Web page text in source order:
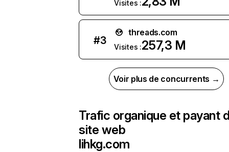
Visites :
#3
threads.com
Visites :257,3 M
Voir plus de concurrents →
Trafic organique et payant
site web
lihkg.com